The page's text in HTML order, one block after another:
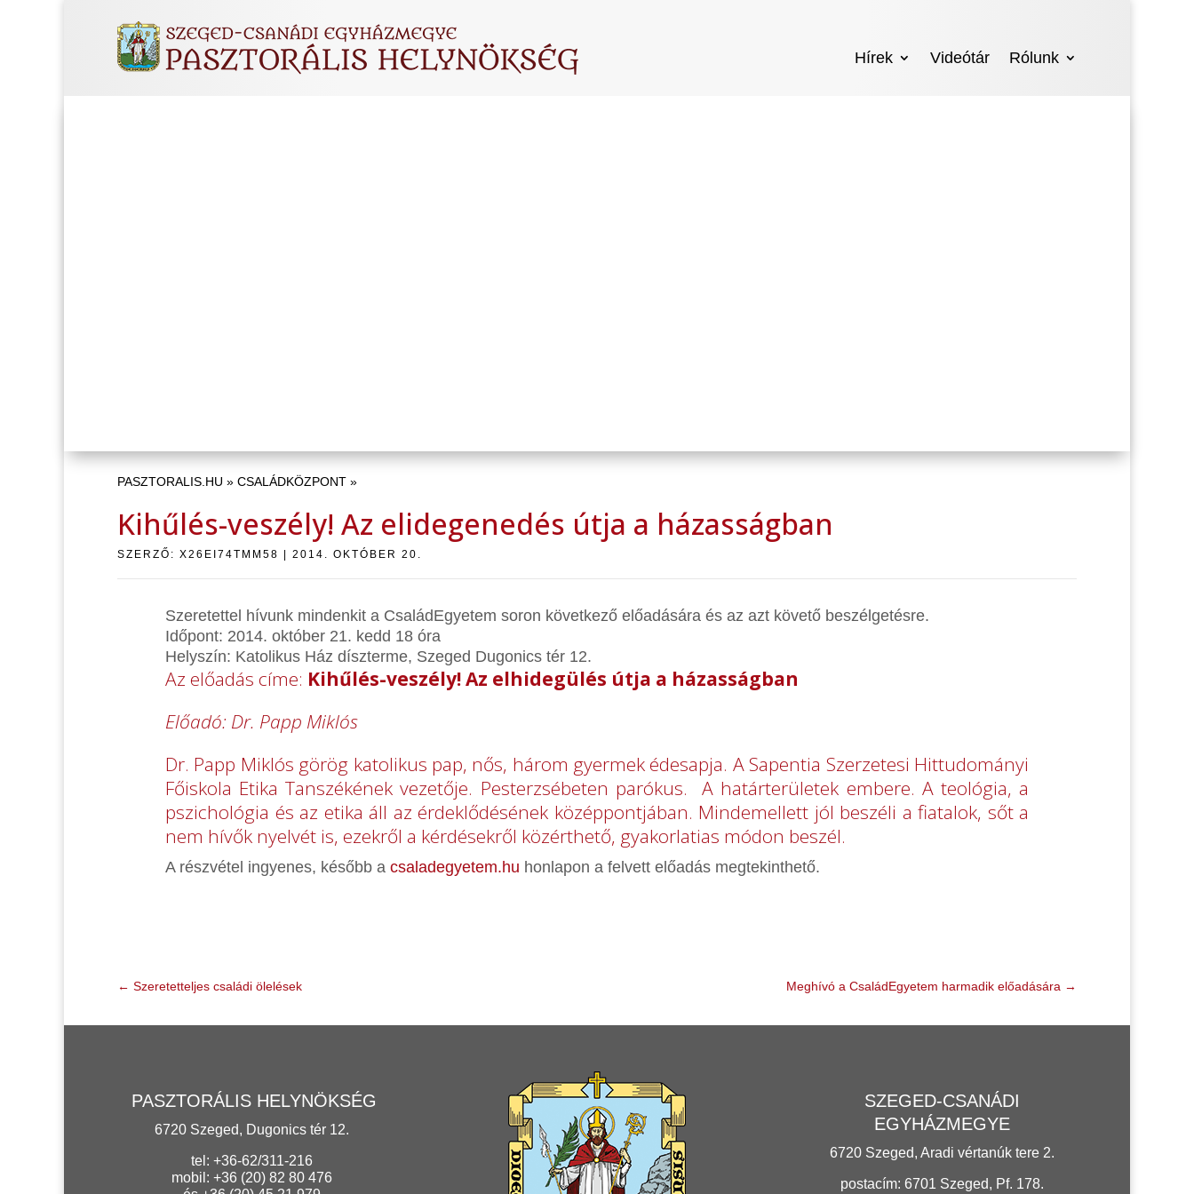
Hírek Videótár Rólunk
PASZTORALIS.HU » CSALÁDKÖZPONT »
Kihűlés-veszély! Az elidegenedés útja a házasságban
SZERZŐ: X26EI74TMM58 2014. OKTÓBER 20.
Szeretettel hívunk mindenkit a CsaládEgyetem soron következő előadására és az azt követő beszélgetésre.
Időpont: 2014. október 21. kedd 18 óra
Helyszín: Katolikus Ház díszterme, Szeged Dugonics tér 12.
Az előadás címe: Kihűlés-veszély! Az elhidegülés útja a házasságban
Előadó: Dr. Papp Miklós
Dr. Papp Miklós görög katolikus pap, nős, három gyermek édesapja. A Sapentia Szerzetesi Hittudományi
Főiskola Etika Tanszékének vezetője. Pesterzsébeten parókus. A határterületek embere. A teológia, a
pszichológia és az etika áll az érdeklődésének középpontjában. Mindemellett jól beszéli a fiatalok, sőt a
nem hívők nyelvét is, ezekről a kérdésekről közérthető, gyakorlatias módon beszél.
A részvétel ingyenes, később a csaladegyetem.hu honlapon a felvett előadás megtekinthető.
← Szeretetteljes családi ölelések Meghívó a CsaládEgyetem harmadik előadására →
PASZTORÁLIS HELYNÖKSÉG
6720 Szeged, Dugonics tér 12.
tel: +36-62/311-216
mobil: +36 (20) 82 80 476
SZEGED-CSANÁDI
EGYHÁZMEGYE
6720 Szeged, Aradi vértanúk tere 2.
postacím: 6701 Szeged, Pf. 178.